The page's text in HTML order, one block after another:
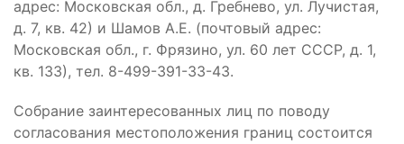
адрес: Московская обл., д. Гребнево, ул. Лучистая,
д. 7, кв. 42) и Шамов А.Е. (почтовый адрес:
Московская обл., г. Фрязино, ул. 60 лет СССР, д. 1,
кв. 133), тел. 8-499-391-33-43.
Собрание заинтересованных лиц по поводу
согласования местоположения границ состоится